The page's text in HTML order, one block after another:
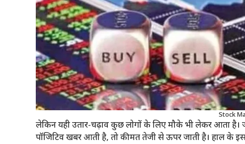
Stock
लेकिन यही उतार-चढ़ाव कुछ लोगों के लिए मौके भी लेकर आता
पॉजिटिव खबर आती है, तो कीमत तेजी से ऊपर जाती है। हाल के